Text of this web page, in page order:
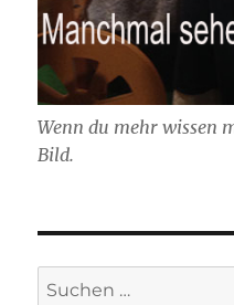
Wenn du mehr wissen
Bild.
Suchen